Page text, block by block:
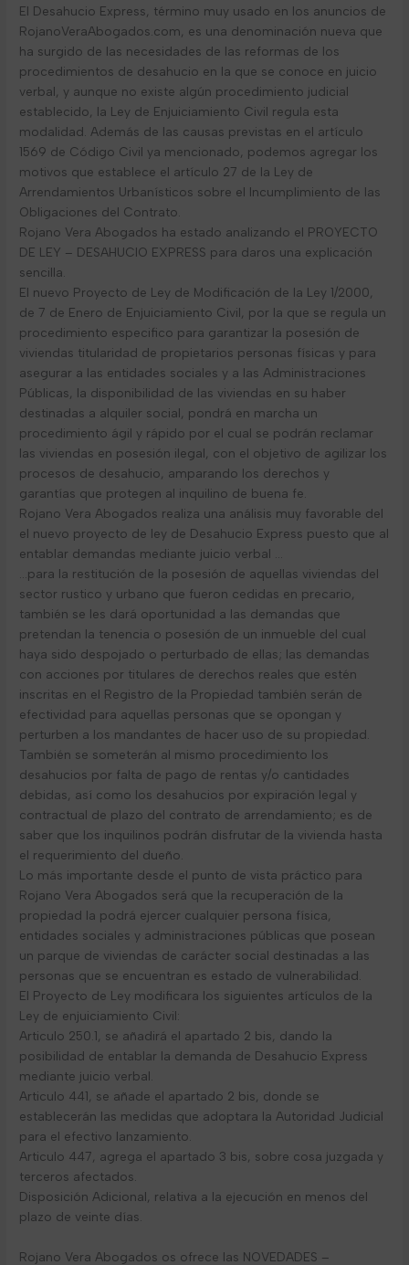
El Desahucio Express, término muy usado en los anuncios de
RojanoVeraAbogados.com, es una denominación nueva que
ha surgido de las necesidades de las reformas de los
procedimientos de desahucio en la que se conoce en juicio
verbal, y aunque no existe algún procedimiento judicial
establecido, la Ley de Enjuiciamiento Civil regula esta
modalidad. Además de las causas previstas en el artículo
1569 de Código Civil ya mencionado, podemos agregar los
motivos que establece el artículo 27 de la Ley de
Arrendamientos Urbanísticos sobre el Incumplimiento de las
Obligaciones del Contrato.
Rojano Vera Abogados ha estado analizando el PROYECTO
DE LEY – DESAHUCIO EXPRESS para daros una explicación
sencilla.
El nuevo Proyecto de Ley de Modificación de la Ley 1/2000,
de 7 de Enero de Enjuiciamiento Civil, por la que se regula un
procedimiento especifico para garantizar la posesión de
viviendas titularidad de propietarios personas físicas y para
asegurar a las entidades sociales y a las Administraciones
Públicas, la disponibilidad de las viviendas en su haber
destinadas a alquiler social, pondrá en marcha un
procedimiento ágil y rápido por el cual se podrán reclamar
las viviendas en posesión ilegal, con el objetivo de agilizar los
procesos de desahucio, amparando los derechos y
garantías que protegen al inquilino de buena fe.
Rojano Vera Abogados realiza una análisis muy favorable del
el nuevo proyecto de ley de Desahucio Express puesto que al
entablar demandas mediante juicio verbal …
…para la restitución de la posesión de aquellas viviendas del
sector rustico y urbano que fueron cedidas en precario,
también se les dará oportunidad a las demandas que
pretendan la tenencia o posesión de un inmueble del cual
haya sido despojado o perturbado de ellas; las demandas
con acciones por titulares de derechos reales que estén
inscritas en el Registro de la Propiedad también serán de
efectividad para aquellas personas que se opongan y
perturben a los mandantes de hacer uso de su propiedad.
También se someterán al mismo procedimiento los
desahucios por falta de pago de rentas y/o cantidades
debidas, así como los desahucios por expiración legal y
contractual de plazo del contrato de arrendamiento; es de
saber que los inquilinos podrán disfrutar de la vivienda hasta
el requerimiento del dueño.
Lo más importante desde el punto de vista práctico para
Rojano Vera Abogados será que la recuperación de la
propiedad la podrá ejercer cualquier persona física,
entidades sociales y administraciones públicas que posean
un parque de viviendas de carácter social destinadas a las
personas que se encuentran es estado de vulnerabilidad.
El Proyecto de Ley modificara los siguientes artículos de la
Ley de enjuiciamiento Civil:
Articulo 250.1, se añadirá el apartado 2 bis, dando la
posibilidad de entablar la demanda de Desahucio Express
mediante juicio verbal.
Articulo 441, se añade el apartado 2 bis, donde se
establecerán las medidas que adoptara la Autoridad Judicial
para el efectivo lanzamiento.
Articulo 447, agrega el apartado 3 bis, sobre cosa juzgada y
terceros afectados.
Disposición Adicional, relativa a la ejecución en menos del
plazo de veinte días.
Rojano Vera Abogados os ofrece las NOVEDADES –